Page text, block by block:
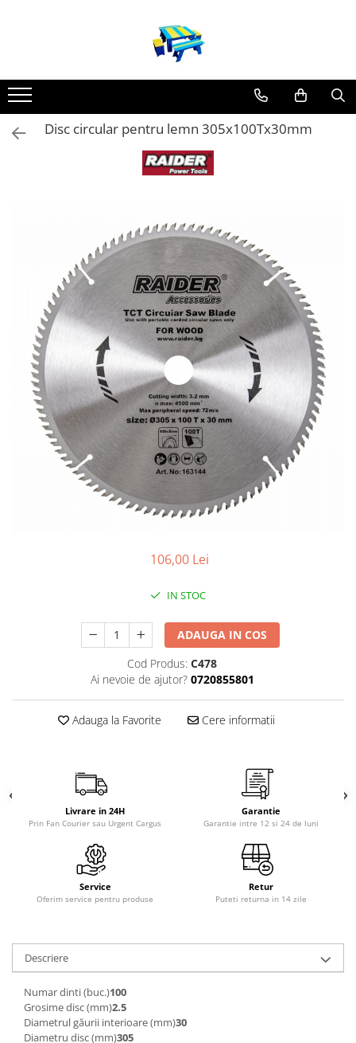
Mobilier Exterior
Articole pentru gradina
Atomizoare
Plasa sarma galvanizata zincata
Plase umbrire
Plase anti insecte
Plase anti pasari
Plase anti buruieni
Plase castraveti
gard viu
Cosuri Pentru Gunoi
Butoaie pentru vin
Fose Septice
Utilaje agricole
Disc circular pentru lemn 305x100Tx30mm
106,00 Lei
IN STOC
ADAUGA IN COS
Cod Produs: C478
Ai nevoie de ajutor? 0720855801
Adauga la Favorite Cere informatii
Livrare in 24H
Prin Fan Courier sau Urgent Cargus
Garantie
Garantie intre 12 si 24 de luni
Service
Oferim service pentru produse
Retur
Puteti returna in 14 zile
Descriere
Numar dinti (buc.)100
Grosime disc (mm)2.5
Diametrul găurii interioare (mm)30
Diametru disc (mm)305